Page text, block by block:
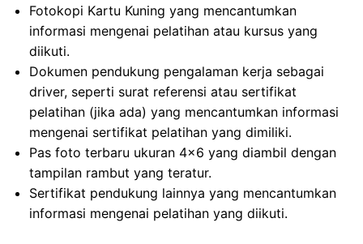
Fotokopi Kartu Kuning yang mencantumkan
informasi mengenai pelatihan atau kursus yang
diikuti.
Dokumen pendukung pengalaman kerja sebagai
driver, seperti surat referensi atau sertifikat
pelatihan (jika ada) yang mencantumkan informasi
mengenai sertifikat pelatihan yang dimiliki.
Pas foto terbaru ukuran 4×6 yang diambil dengan
tampilan rambut yang teratur.
Sertifikat pendukung lainnya yang mencantumkan
informasi mengenai pelatihan yang diikuti.